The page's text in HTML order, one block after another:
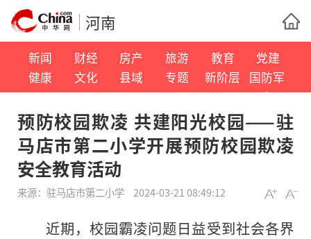
河南
新闻 财经 房产 旅游 教育
党建
健康
文化 县域 专题 新阶层
国防军
事
预防校园欺凌 共建阳光校园——驻
马店市第二小学开展预防校园欺凌
安全教育活动
来源： 驻马店市第二小学 2024-03-21 08:49:12
近期，校园霸凌问题日益受到社会各界